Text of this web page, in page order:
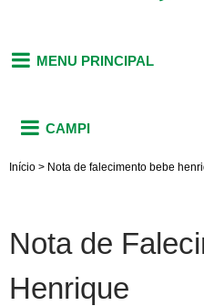
MENU PRINCIPAL
CAMPI
Início > Nota de falecimento bebe
Nota de
Henrique